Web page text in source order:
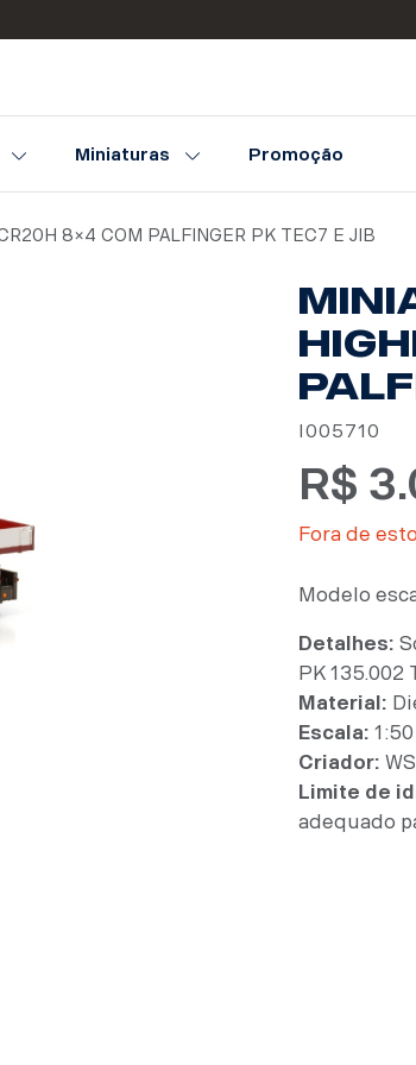
Miniaturas Promoção
8×4 COM PALFINGER PK TEC7 E JIB
I005710
R$
Modelo
Detalhes:
PK 135.002
Material:
Escala: 1:50
Criador:
Limite de
adequado
Fora de